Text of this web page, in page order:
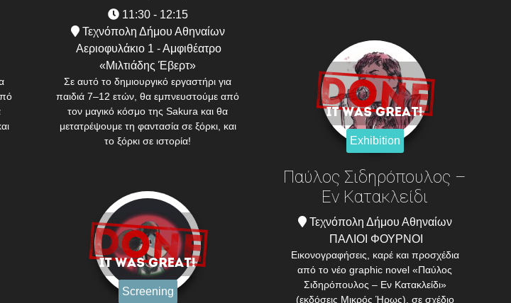
11:30 - 12:15
Τεχνόπολη Δήμου Αθηναίων
Αεριοφυλάκιο 1 - Αμφιθέατρο
«Μιλτιάδης Έβερτ»
Σε αυτό το δημιουργικό εργαστήρι για
παιδιά 7–12 ετών, θα εμπνευστούμε από
τον μαγικό κόσμο της Sakura και θα
μετατρέψουμε τη φαντασία σε ξόρκι, και
το ξόρκι σε ιστορία!
Screening
Exhibition
Παύλος Σιδηρόπουλος –
Εν Κατακλείδι
Τεχνόπολη Δήμου Αθηναίων
ΠΑΛΙΟΙ ΦΟΥΡΝΟΙ
Eικονογραφήσεις, καρέ και προσχέδια
από το νέο graphic novel «Παύλος
Σιδηρόπουλος – Εν Κατακλείδι»
(εκδόσεις Μικρός Ήρως), σε σχέδιο